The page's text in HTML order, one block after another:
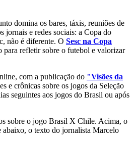
domina os bares, táxis, reuniões de
jornais e redes sociais: a Copa do
não é diferente. O Sesc na Copa
para refletir sobre o futebol e valorizar
com a publicação do "Visões da
e crônicas sobre os jogos da Seleção
seguintes aos jogos do Brasil ou após
sobre o jogo Brasil X Chile. Acima, o
o texto do jornalista Marcelo